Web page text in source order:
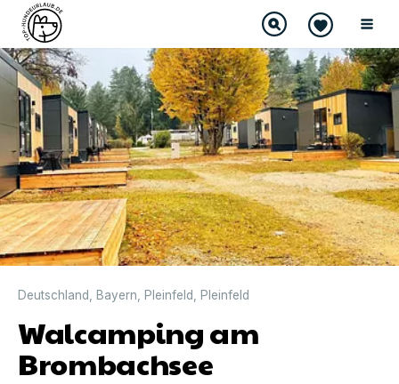
Deutschland Bayern Pleinfeld Pleinfeld
Walcamping am
Brombachsee